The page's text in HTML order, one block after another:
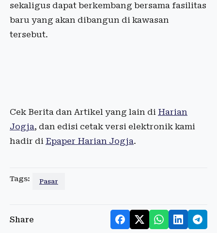
sekaligus dapat berkembang bersama fasilitas
baru yang akan dibangun di kawasan
tersebut.
Cek Berita dan Artikel yang lain di Harian
Jogja, dan edisi cetak versi elektronik kami
hadir di Epaper Harian Jogja.
Tags: Pasar
Share